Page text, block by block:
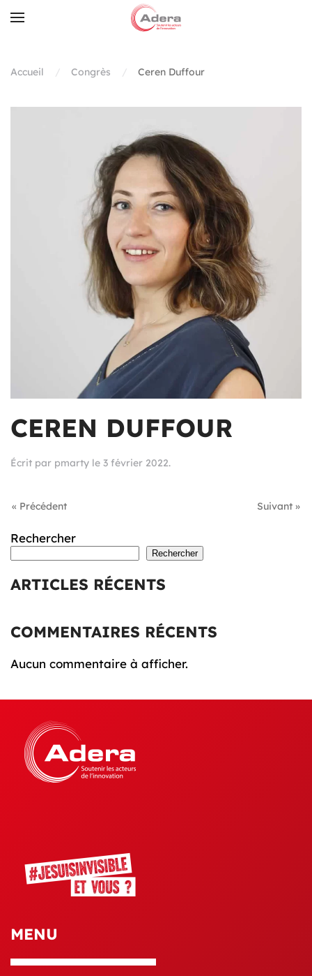
Skip to main content
Accueil Congrès Ceren Duffour
CEREN DUFFOUR
Écrit par pmarty le 3 février 2022.
« Précédent Suivant »
Rechercher
Rechercher
ARTICLES RÉCENTS
COMMENTAIRES RÉCENTS
Aucun commentaire à afficher.
MENU